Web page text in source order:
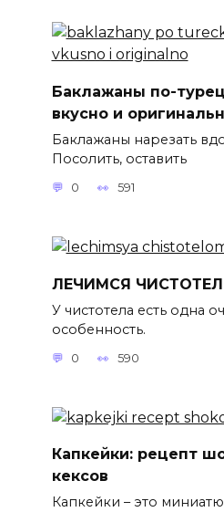
Баклажаны по-
вкусно и
Баклажаны нарезать
Посолить, оставить
0 591
ЛЕЧИМСЯ
У чистотела есть одна
особенность.
0 590
Капкейки: рецепт
кексов
Капкейки – это